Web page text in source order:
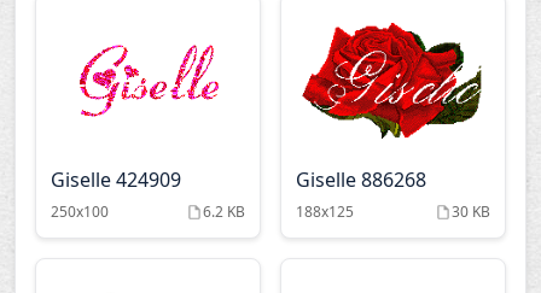
Giselle 424909
250x100 6.2 KB
Giselle 886268
188x125 30 KB